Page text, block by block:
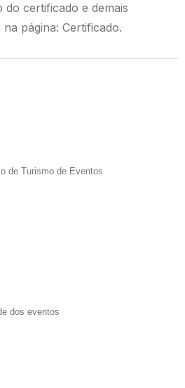
do certificado e demais
página: Certificado.
de Turismo de Eventos
dos eventos